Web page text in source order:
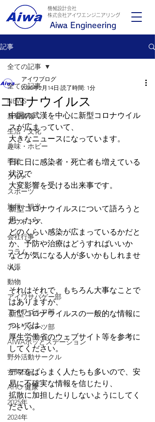
Aiwa Engineering
機械設計会社
​株式会社アイワエンジニアリング
記事
全ての記事
NEWS
新着情報
生活・文化
趣味・ホビー
季節
グルメ
スポーツ
旅行・観光
アウトドア
会社行事
コラム
出張
動物
アイワサバゲー部
アイワゴルフ部
アイワダーツ部
AIWAホッとステーション
野外活動サークル
玄関日記
AHO 健康
2025年
2024年
全ての記事
コロナウイルス
アイワブログ
2020年2月14日 読了時間: 1分
中国の武漢を中心に新型コロナウイル
スが広まっていて、
大きなニュースになっています。
日に日に感染者・死亡者も増えている
状況で
大変影響を受ける出来事です。
新型コロナウイルスについて語ろうと
思ったら、
どのくらい感染が広まっているかだと
か、予防や治療はどうすればいいか
などが気になる人が多いかもしれませ
ん。
それはそれで、もちろん大事なことで
はありますが、
新型コロナウイルスの一般的な情報に
ついては、
厚生労働省のウェブサイト等を参考に
してください。
デマをばらまく人たちも多いので、安
易に不確実な情報を信じたり、
拡散に加担したりしないようにしてく
ださい。